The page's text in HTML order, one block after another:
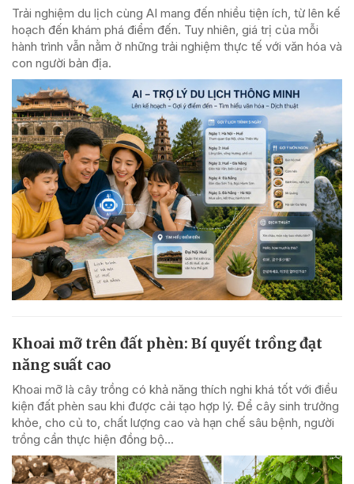
Trải nghiệm du lịch cùng AI mang đến nhiều tiện ích, từ lên kế
hoạch đến khám phá điểm đến. Tuy nhiên, giá trị của mỗi
hành trình vẫn nằm ở những trải nghiệm thực tế với văn hóa và
con người bản địa.
Khoai mỡ trên đất phèn: Bí quyết trồng đạt
năng suất cao
Khoai mỡ là cây trồng có khả năng thích nghi khá tốt với điều
kiện đất phèn sau khi được cải tạo hợp lý. Để cây sinh trưởng
khỏe, cho củ to, chất lượng cao và hạn chế sâu bệnh, người
trồng cần thực hiện đồng bộ...